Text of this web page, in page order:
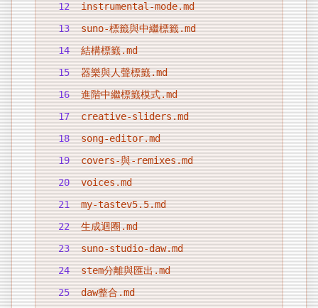
12
instrumental-mode.md
13
suno-標籤與中繼標籤.md
14
結構標籤.md
15
器樂與人聲標籤.md
16
進階中繼標籤模式.md
17
creative-sliders.md
18
song-editor.md
19
covers-與-remixes.md
20
voices.md
21
my-tastev5.5.md
22
生成迴圈.md
23
suno-studio-daw.md
24
stem分離與匯出.md
25
daw整合.md